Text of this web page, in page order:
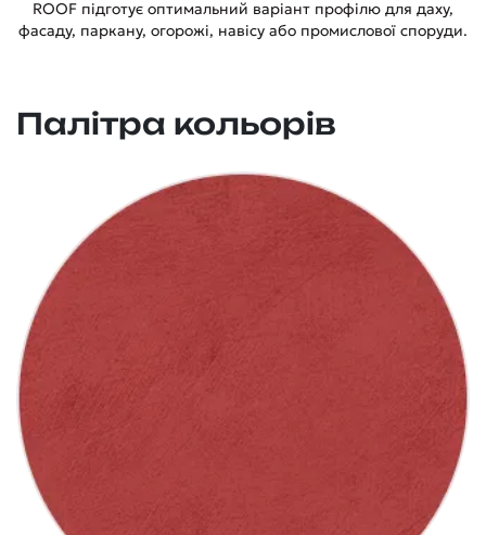
ROOF підготує оптимальний варіант профілю для даху,
фасаду, паркану, огорожі, навісу або промислової споруди.
Палітра кольорів